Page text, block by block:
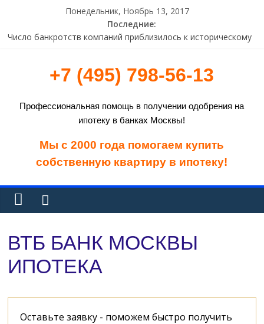
Понедельник, Ноябрь 13, 2017
Последние:
Банк «Русский Стандарт» понизил ставки по двум вкладам в
Минфин США заявил о сосредоточенности на применении
В Брюсселе призвали готовиться к провалу переговоров по
СМИ: рекордный урожай пшеницы в России угрожает
американской экономике
+7 (495) 798-56-13
Профессиональная помощь в получении одобрения на
ипотеку в банках Москвы!
Мы с 2000 года помогаем купить
собственную квартиру в ипотеку!
ВТБ БАНК МОСКВЫ
ИПОТЕКА
Оставьте заявку - поможем быстро получить